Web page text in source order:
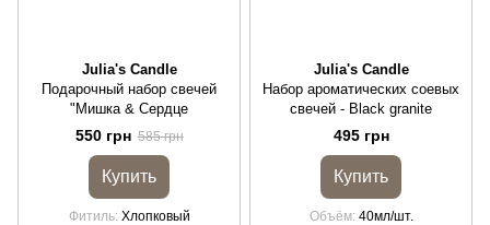
Julia's Candle
Подарочный набор свечей
"Мишка & Сердце
550 грн 585 грн
Купить
Фитиль Хлопковый
Julia's Candle
Набор ароматических соевых
свечей - Black granite
495 грн
Купить
Объём 40мл/шт.